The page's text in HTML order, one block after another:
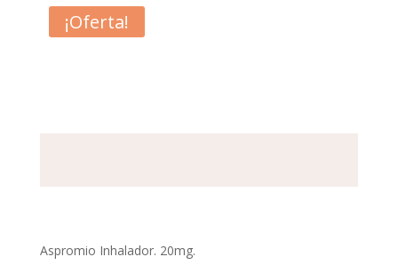
¡Oferta!
Aspromio Inhalador. 20mg.